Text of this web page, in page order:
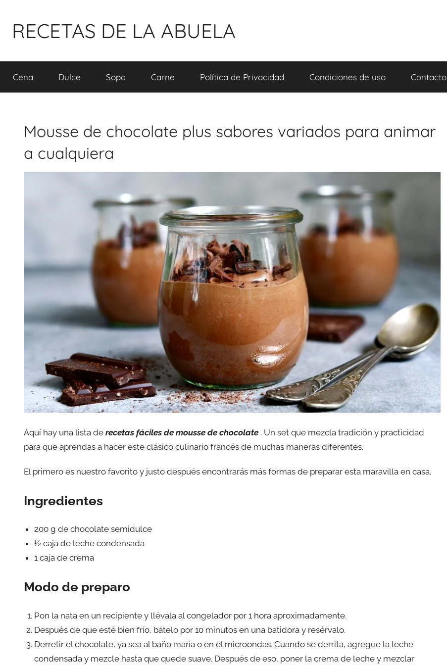
RECETAS DE LA ABUELA
Cena Dulce Sopa Carne Política de Privacidad Condiciones de uso Contacto
Mousse de chocolate plus sabores variados para animar
a cualquiera
Aquí hay una lista de recetas fáciles de mousse de chocolate . Un set que mezcla tradición y practicidad
para que aprendas a hacer este clásico culinario francés de muchas maneras diferentes.
El primero es nuestro favorito y justo después encontrarás más formas de preparar esta maravilla en casa.
Ingredientes
200 g de chocolate semidulce
½ caja de leche condensada
1 caja de crema
Modo de preparo
Pon la nata en un recipiente y llévala al congelador por 1 hora aproximadamente.
Después de que esté bien frío, bátelo por 10 minutos en una batidora y resérvalo.
Derretir el chocolate, ya sea al baño maría o en el microondas. Cuando se derrita, agregue la leche
condensada y mezcle hasta que quede suave. Después de eso, poner la crema de leche y mezclar